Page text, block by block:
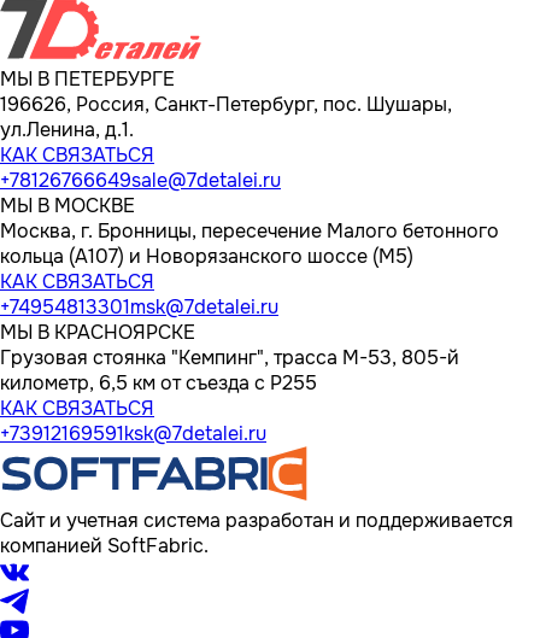
МЫ В ПЕТЕРБУРГЕ
196626, Россия, Санкт-Петербург, пос. Шушары,
ул.Ленина, д.1.
КАК СВЯЗАТЬСЯ
+78126766649sale@7detalei.ru
МЫ В МОСКВЕ
Москва, г. Бронницы, пересечение Малого бетонного
кольца (А107) и Новорязанского шоссе (М5)
КАК СВЯЗАТЬСЯ
+74954813301msk@7detalei.ru
МЫ В КРАСНОЯРСКЕ
Грузовая стоянка "Кемпинг", трасса M-53, 805-й
километр, 6,5 км от съезда с Р255
КАК СВЯЗАТЬСЯ
+73912169591ksk@7detalei.ru
Сайт и учетная система разработан и поддерживается
компанией SoftFabric.